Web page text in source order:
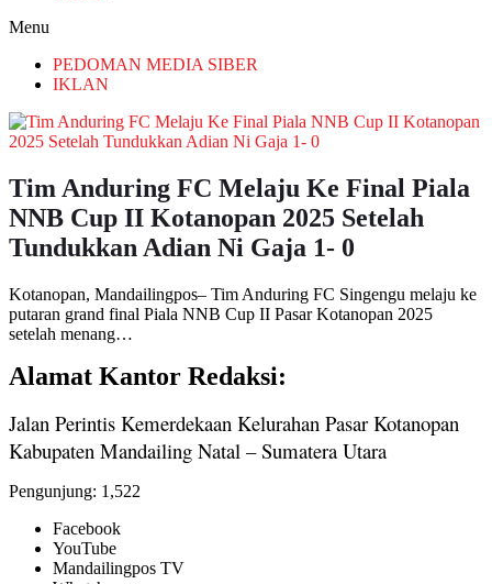
Menu
PEDOMAN MEDIA SIBER
IKLAN
Tim Anduring FC Melaju Ke Final Piala
NNB Cup II Kotanopan 2025 Setelah
Tundukkan Adian Ni Gaja 1- 0
Kotanopan, Mandailingpos– Tim Anduring FC Singengu melaju ke
putaran grand final Piala NNB Cup II Pasar Kotanopan 2025
setelah menang…
Alamat Kantor Redaksi:
Jalan Perintis Kemerdekaan Kelurahan Pasar Kotanopan
Kabupaten Mandailing Natal – Sumatera Utara
Pengunjung: 1,522
Facebook
YouTube
Mandailingpos TV